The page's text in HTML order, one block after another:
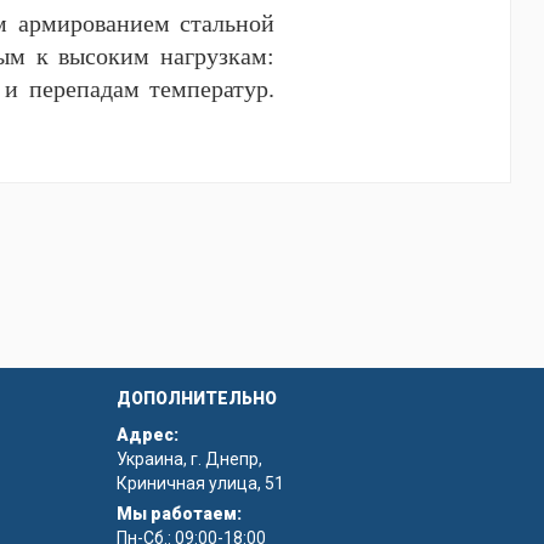
армированием стальной
к высоким нагрузкам:
перепадам температур.
систем.
Днище идеально
перекосов и зазоров,
строительстве. Оно
устойчивость и
помогут
ДОПОЛНИТЕЛЬНО
Адрес:
Украина, г. Днепр,
Криничная улица, 51
Мы работаем:
Пн-Сб.: 09:00-18:00